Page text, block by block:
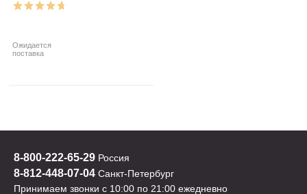
Ожидается
поставка
8-800-222-65-29 Россия
8-812-448-07-04 Санкт-Петербург
Принимаем звонки с 10:00 по 21:00 ежедневно